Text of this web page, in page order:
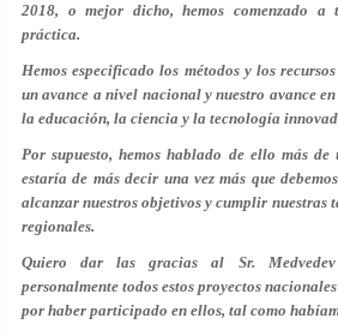
2018, o mejor dicho, hemos comenzado
práctica.
Hemos especificado los métodos y los
un avance a nivel nacional y nuestro avance
la educación, la ciencia y la tecnología
Por supuesto, hemos hablado de ello más de
estaría de más decir una vez más que
alcanzar nuestros objetivos y cumplir nuestras
regionales.
Quiero dar las gracias al Sr.
personalmente todos estos proyectos
por haber participado en ellos, tal como